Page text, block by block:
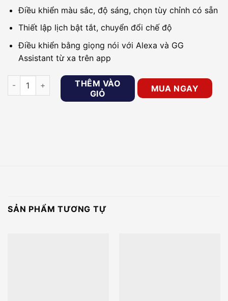
Điều khiển màu sắc, độ sáng, chọn tùy chỉnh có sẵn
Thiết lập lịch bật tắt, chuyển đổi chế độ
Điều khiển bằng giọng nói với Alexa và GG
Assistant từ xa trên app
Bóng đèn LED thông minh nhiều màu IMOU CL1B-5-E27 số
THÊM VÀO
GIỎ
MUA NGAY
SẢN PHẨM TƯƠNG TỰ